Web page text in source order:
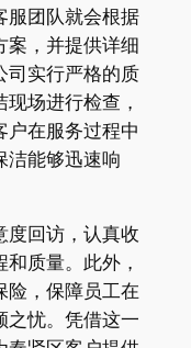
服团队就会根据
案，并提供详细
司实行严格的质
场进行检查，
户在服务过程中
洁能够迅速响
度回访，认真收
质量。此外，
险，保障员工在
之忧。凭借这一